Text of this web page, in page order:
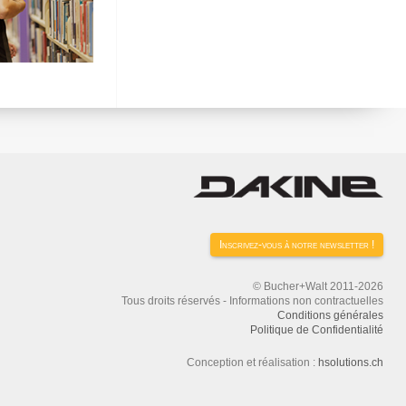
Inscrivez-vous à notre newsletter !
© Bucher+Walt 2011-2026
Tous droits réservés - Informations non contractuelles
Conditions générales
Politique de Confidentialité
Conception et réalisation : hsolutions.ch